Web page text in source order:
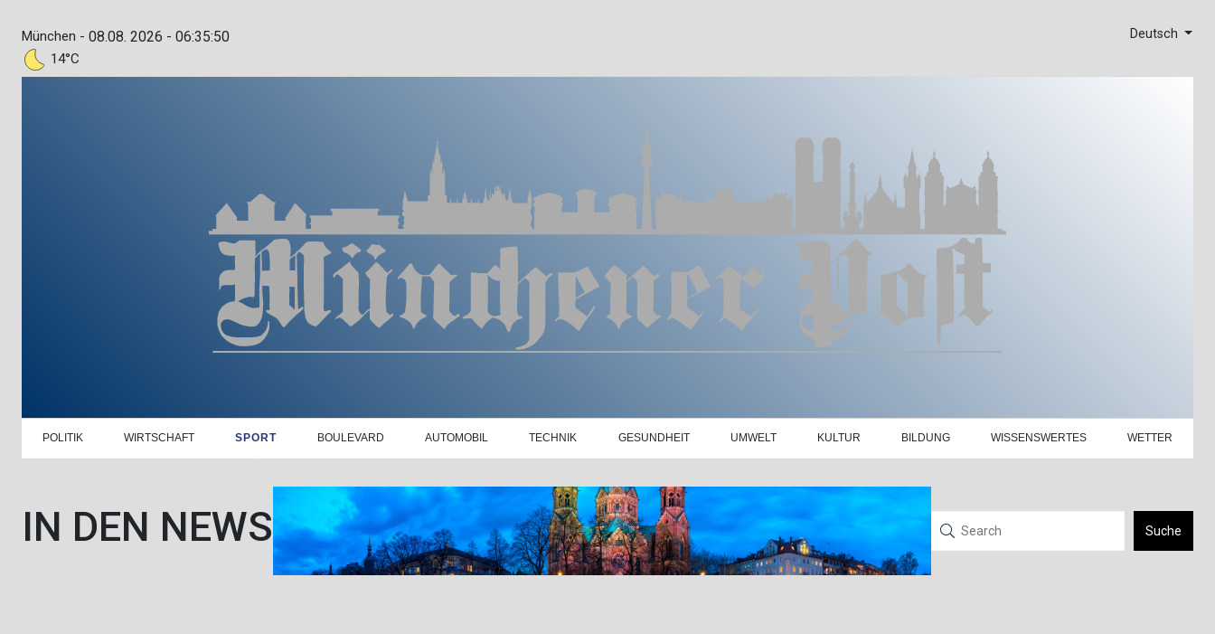
München -
14°C
08.08. 2026 - 06:35:50 Deutsch
POLITIK WIRTSCHAFT SPORT BOULEVARD AUTOMOBIL TECHNIK GESUNDHEIT UMWELT KULTUR BILDUNG WISSENSWERTES WETTER
IN DEN NEWS Suche